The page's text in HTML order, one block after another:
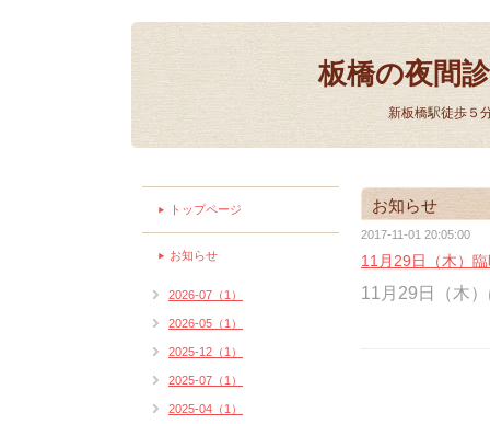
板橋の夜間
新板橋駅徒歩５
お知らせ
2017-11-01 20:05:00
11月29日（木）
11月29日（木
トップページ
お知らせ
2026-07（1）
2026-05（1）
2025-12（1）
2025-07（1）
2025-04（1）